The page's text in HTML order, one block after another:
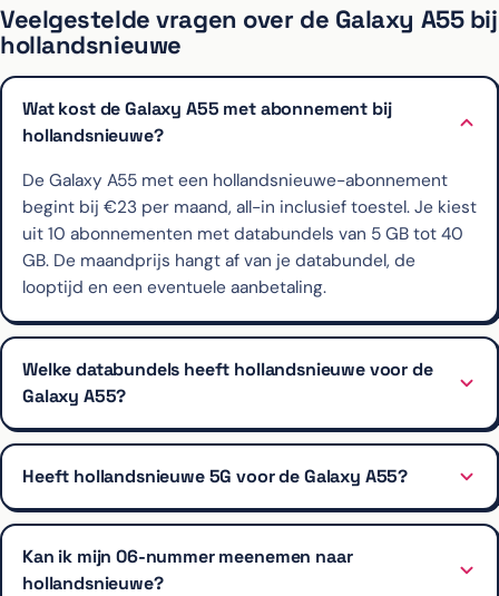
Veelgestelde vragen over de Galaxy A55 bij
hollandsnieuwe
Wat kost de Galaxy A55 met abonnement bij
hollandsnieuwe?
De Galaxy A55 met een hollandsnieuwe-abonnement
begint bij €23 per maand, all-in inclusief toestel. Je kiest
uit 10 abonnementen met databundels van 5 GB tot 40
GB. De maandprijs hangt af van je databundel, de
looptijd en een eventuele aanbetaling.
Welke databundels heeft hollandsnieuwe voor de
Galaxy A55?
Heeft hollandsnieuwe 5G voor de Galaxy A55?
Kan ik mijn 06-nummer meenemen naar
hollandsnieuwe?